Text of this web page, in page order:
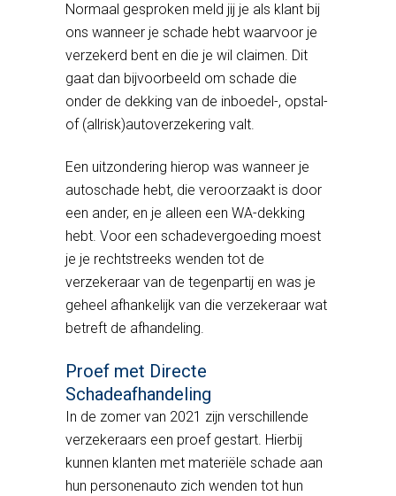
Normaal gesproken meld jij je als klant bij
ons wanneer je schade hebt waarvoor je
verzekerd bent en die je wil claimen. Dit
gaat dan bijvoorbeeld om schade die
onder de dekking van de inboedel-, opstal-
of (allrisk)autoverzekering valt.
Een uitzondering hierop was wanneer je
autoschade hebt, die veroorzaakt is door
een ander, en je alleen een WA-dekking
hebt. Voor een schadevergoeding moest
je je rechtstreeks wenden tot de
verzekeraar van de tegenpartij en was je
geheel afhankelijk van die verzekeraar wat
betreft de afhandeling.
Proef met Directe
Schadeafhandeling
In de zomer van 2021 zijn verschillende
verzekeraars een proef gestart. Hierbij
kunnen klanten met materiële schade aan
hun personenauto zich wenden tot hun